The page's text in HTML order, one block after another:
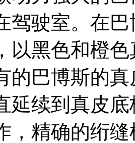
驾驶室。在
以黑色和橙
的巴博斯的
延续到真皮
，精确的绗